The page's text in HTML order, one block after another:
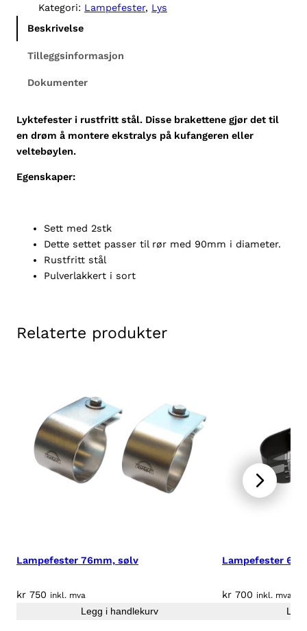
e
t
r
0
m
l
Kategori: Lampefester, Lys
Beskrivelse
Tilleggsinformasjon
Dokumenter
Lyktefester i rustfritt stål. Disse brakettene gjør det til
en drøm å montere ekstralys på kufangeren eller
veltebøylen.
Egenskaper:
Sett med 2stk
Dette settet passer til rør med 90mm i diameter.
Rustfritt stål
Pulverlakkert i sort
Relaterte produkter
Lampefester 76mm, sølv
kr 750 inkl. mva
Legg i handlekurv
Lampefester
kr 700 inkl. mva